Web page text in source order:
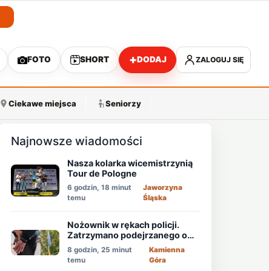
FOTO SHORT +DODAJ ZALOGUJ SIĘ
Ciekawe miejsca Seniorzy
Najnowsze wiadomości
Nasza kolarka wicemistrzynią
Tour de Pologne
6 godzin, 18 minut
temu
Jaworzyna
Śląska
Nożownik w rękach policji.
Zatrzymano podejrzanego o
usiłowanie zabójstwa!
8 godzin, 25 minut
temu
Kamienna
Góra